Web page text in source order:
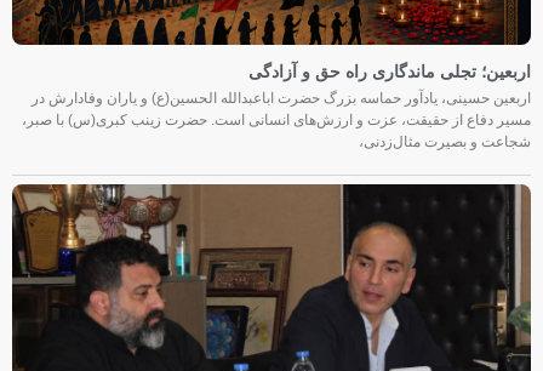
اربعین؛ تجلی ماندگاری راه حق و آزادگی
اربعین حسینی، یادآور حماسه بزرگ حضرت اباعبدالله الحسین(ع) و یاران وفادارش در
مسیر دفاع از حقیقت، عزت و ارزش‌های انسانی است. حضرت زینب کبری(س) با صبر،
شجاعت و بصیرت مثال‌زدنی،